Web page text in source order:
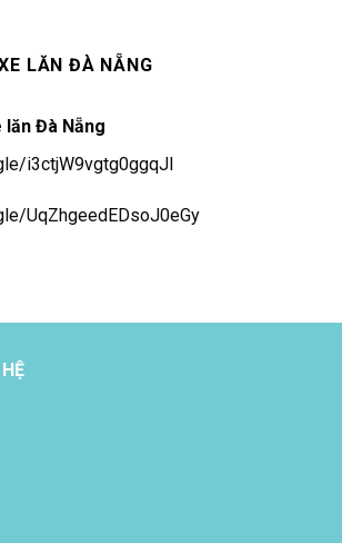
LĂN ĐÀ NẴNG
lăn Đà Nẵng
i3ctjW9vgtg0ggqJl
UqZhgeedEDsoJ0eGy